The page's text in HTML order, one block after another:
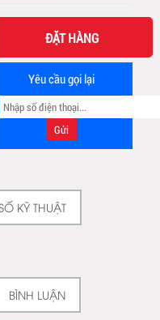
ĐẶT HÀNG
Yêu cầu gọi lại
KỸ THUẬT
BÌNH LUẬN